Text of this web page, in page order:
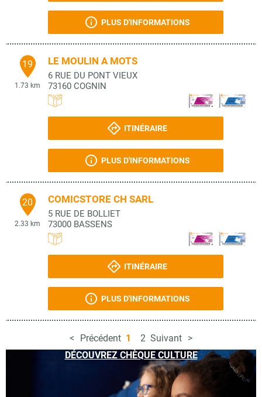
PLUS D'INFORMATIONS
19
1.73 km
LE MOULIN A MOTS
6 RUE DU PONT VIEUX
73160 COGNIN
ITINÉRAIRE
PLUS D'INFORMATIONS
20
2.33 km
COMICSTORE CH SARL
5 RUE DE BOLLIET
73000 BASSENS
ITINÉRAIRE
PLUS D'INFORMATIONS
Précédent 1 2 Suivant
DÉCOUVREZ CHÈQUE CULTURE